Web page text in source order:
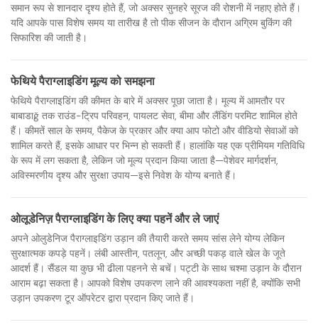
समान रूप से शानदार दृश्य होते हैं, जो अक्सर सुनहरे सूरज की रोशनी में नहाए होते हैं।
यदि आपके पास विशेष समय या तारीख है तो पीक सीजन के दौरान अग्रिम बुकिंग की
सिफारिश की जाती है।
फेथिये पैराग्लाइडिंग मूल्य को समझना
फेथिये पैराग्लाइडिंग की कीमत के बारे में अक्सर पूछा जाता है। मूल्य में आमतौर पर
बाबाडाğ तक राउंड-ट्रिप परिवहन, पायलट सेवा, बीमा और लैंडिंग परमिट शामिल होते
हैं। कीमतें साल के समय, पैकेज के प्रकार और क्या आप फोटो और वीडियो सेवाओं को
शामिल करते हैं, इसके आधार पर भिन्न हो सकती हैं। हालांकि यह एक प्रीमियम गतिविधि
के रूप में लग सकता है, लेकिन जो मूल्य प्रदान किया जाता है—पेशेवर मार्गदर्शन,
अविस्मरणीय दृश्य और सुरक्षा उपाय—इसे निवेश के योग्य बनाते हैं।
ओलूडेनिज़ पैराग्लाइडिंग के लिए क्या पहनें और ले जाएं
अपने ओलुडेनिज पैराग्लाइडिंग उड़ान की तैयारी करते समय सांस लेने योग्य लेकिन
सुरक्षात्मक कपड़े पहनें। लंबी आस्तीन, पतलून, और अच्छी पकड़ वाले खेल के जूते
आदर्श हैं। सैंडल या कुछ भी ढीला पहनने से बचें। पट्टी के साथ चश्मा उड़ान के दौरान
आराम बढ़ा सकता है। आपको विशेष उपकरण लाने की आवश्यकता नहीं है, क्योंकि सभी
उड़ान उपकरण टूर ऑपरेटर द्वारा प्रदान किए जाते हैं।